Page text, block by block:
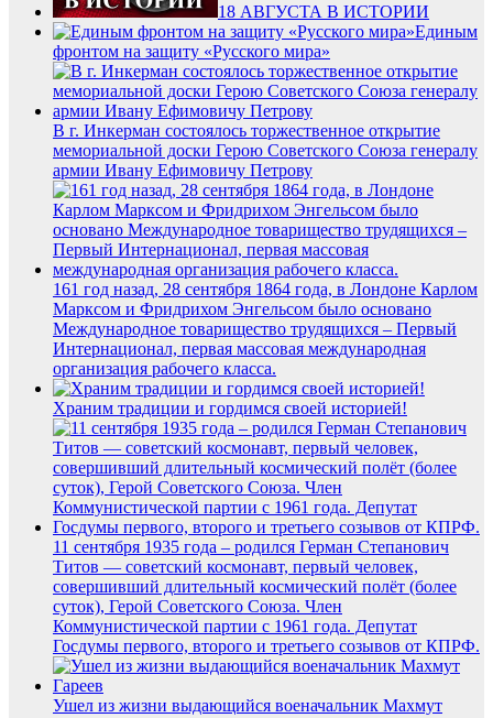
18 АВГУСТА В ИСТОРИИ
Единым
фронтом на защиту «Русского мира»
В г. Инкерман состоялось торжественное открытие
мемориальной доски Герою Советского Союза генералу
армии Ивану Ефимовичу Петрову
161 год назад, 28 сентября 1864 года, в Лондоне Карлом
Марксом и Фридрихом Энгельсом было основано
Международное товарищество трудящихся – Первый
Интернационал, первая массовая международная
организация рабочего класса.
Храним традиции и гордимся своей историей!
11 сентября 1935 года – родился Герман Степанович
Титов — советский космонавт, первый человек,
совершивший длительный космический полёт (более
суток), Герой Советского Союза. Член
Коммунистической партии с 1961 года. Депутат
Госдумы первого, второго и третьего созывов от КПРФ.
Ушел из жизни выдающийся военачальник Махмут